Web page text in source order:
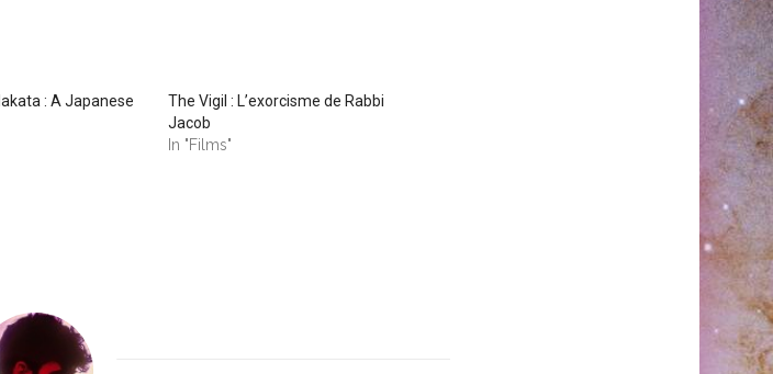
: A Japanese
The Vigil : L’exorcisme de Rabbi
Jacob
In "Films"